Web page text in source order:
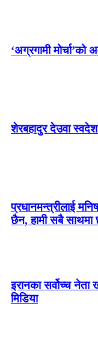
‘अग्रगामी
शेरबहादुर देउवा
प्रधानमन्त्रीलाई
छैन, हामी सबै साथमा
इरानका सर्वोच्च
मिडिया